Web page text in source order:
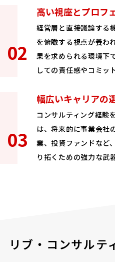
高い視座とプロフ
経営層と直接議論する
を俯瞰する視点が養わ
果を求められる環境下
しての責任感やコミッ
幅広いキャリアの
コンサルティング経験
は、将来的に事業会社
業、投資ファンドなど
り拓くための強力な武
リブ・コンサルテ